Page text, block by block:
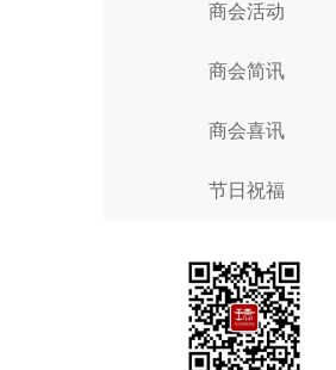
商会活动
商会简讯
商会喜讯
节日祝福